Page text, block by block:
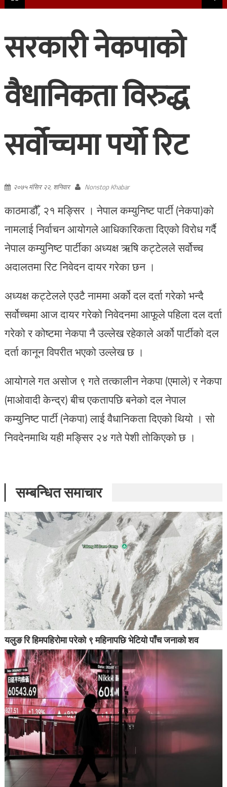
सरकारी नेकपाको
वैधानिकता विरुद्ध
सर्वोच्चमा पर्यो रिट
२०७५ मंसिर २२, शनिवार Nonstop Khabar
काठमाडौँ, २१ मङ्सिर । नेपाल कम्युनिष्ट पार्टी (नेकपा)को
नामलाई निर्वाचन आयोगले आधिकारिकता दिएको विरोध गर्दै
नेपाल कम्युनिष्ट पार्टीका अध्यक्ष ऋषि कट्टेलले सर्वोच्च
अदालतमा रिट निवेदन दायर गरेका छन ।
अध्यक्ष कट्टेलले एउटै नाममा अर्को दल दर्ता गरेको भन्दै
सर्वोच्चमा आज दायर गरेको निवेदनमा आफूले पहिला दल दर्ता
गरेको र कोष्टमा नेकपा नै उल्लेख रहेकाले अर्को पार्टीको दल
दर्ता कानून विपरीत भएको उल्लेख छ ।
आयोगले गत असोज ९ गते तत्कालीन नेकपा (एमाले) र नेकपा
(माओवादी केन्द्र) बीच एकतापछि बनेको दल नेपाल
कम्युनिष्ट पार्टी (नेकपा) लाई वैधानिकता दिएको थियो । सो
निवदेनमाथि यही मङ्सिर २४ गते पेशी तोकिएको छ ।
सम्बन्धित समाचार
यलुङ रि हिमपहिरोमा परेको ९ महिनापछि भेटियो पाँच जनाको शव